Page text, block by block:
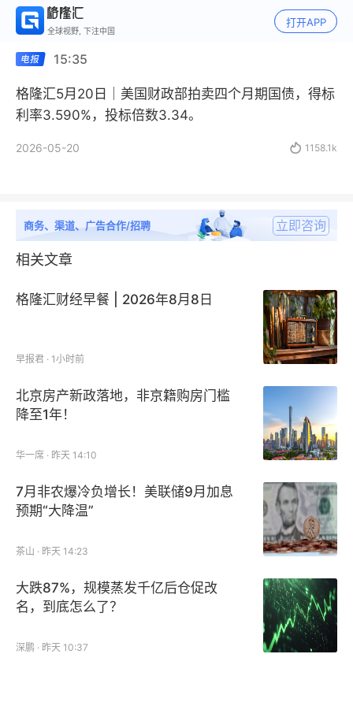
全球视野, 下注中国
打开APP
15:35
格隆汇5月20日｜美国财政部拍卖四个月期国债，得标
利率3.590%，投标倍数3.34。
2026-05-20  1158.1k
商务、渠道、广告合作/招聘 立即咨询
相关文章
格隆汇财经早餐 | 2026年8月8日
早报君 · 1小时前
北京房产新政落地，非京籍购房门槛
降至1年！
华一席 · 昨天 14:10
7月非农爆冷负增长！美联储9月加息
预期“大降温”
茶山 · 昨天 14:23
大跌87%，规模蒸发千亿后仓促改
名，到底怎么了？
深鹏 · 昨天 10:37